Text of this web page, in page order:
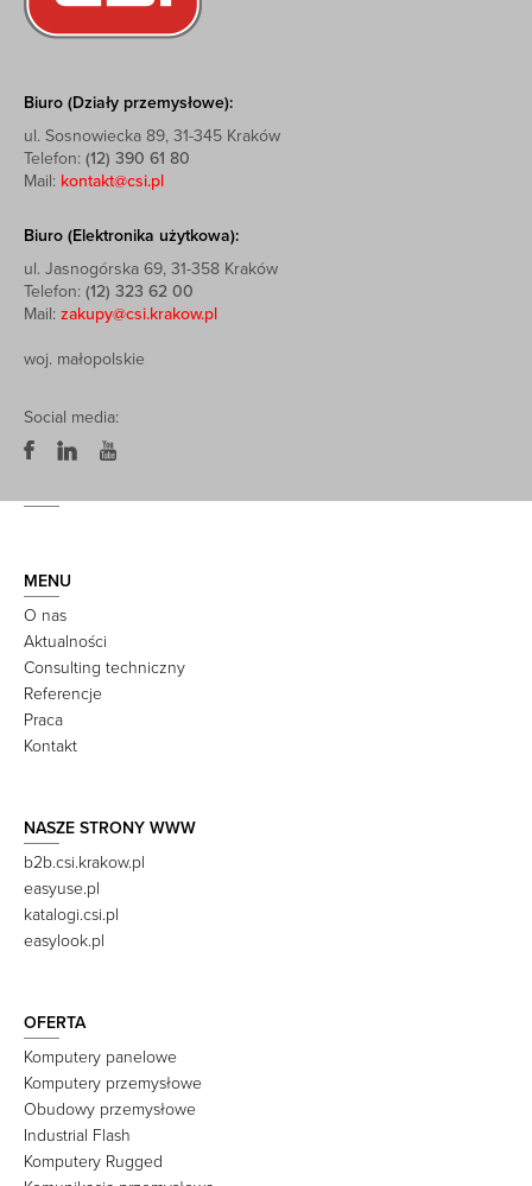
Biuro (Działy przemysłowe):
ul. Sosnowiecka 89, 31-345 Kraków
Telefon: (12) 390 61 80
Mail: kontakt@csi.pl
Biuro (Elektronika użytkowa):
ul. Jasnogórska 69, 31-358 Kraków
Telefon: (12) 323 62 00
Mail: zakupy@csi.krakow.pl
woj. małopolskie
Social media:
MENU
O nas
Aktualności
Consulting techniczny
Referencje
Praca
Kontakt
NASZE STRONY WWW
b2b.csi.krakow.pl
easyuse.pl
katalogi.csi.pl
easylook.pl
OFERTA
Komputery panelowe
Komputery przemysłowe
Obudowy przemysłowe
Industrial Flash
Komputery Rugged